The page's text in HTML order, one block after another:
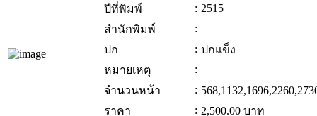
ปีที่พิมพ์
: 2515
สำนักพิมพ์
:
ปก
: ปกแข็ง
หมายเหตุ
:
จำนวนหน้า
:
ราคา
: 2,500.00 บาท